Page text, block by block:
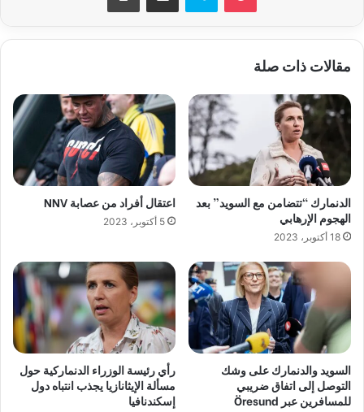
مقالات ذات صلة
الدنمارك “تتضامن مع السويد” بعد
الهجوم الإرهابي
18 أكتوبر، 2023
اعتقال أفراد من عصابة NNV
5 أكتوبر، 2023
السويد والدنمارك على وشك
التوصل إلى اتفاق ضريبي
للمسافرين عبر Öresund
رأي رئيسة الوزراء الدنماركية حول
مسألة الإيثانازيا يجذب انتباه دول
إسكندنافيا